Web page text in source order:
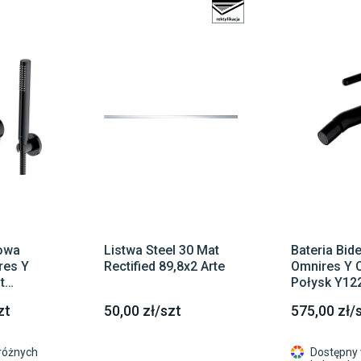
Y
Listwa Steel 30 Mat
Rectified 89,8x2 Arte
50,00 zł/szt
Bateria
Omnires Y
Połysk
575,00